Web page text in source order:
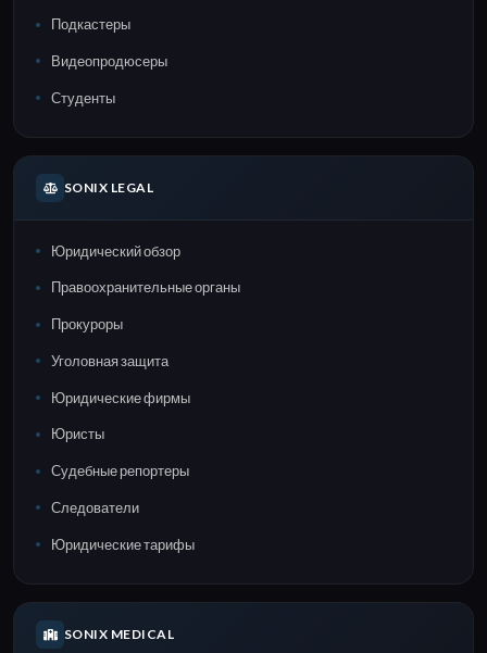
Подкастеры
Видеопродюсеры
Студенты
SONIX LEGAL
Юридический обзор
Правоохранительные органы
Прокуроры
Уголовная защита
Юридические фирмы
Юристы
Судебные репортеры
Следователи
Юридические тарифы
SONIX MEDICAL